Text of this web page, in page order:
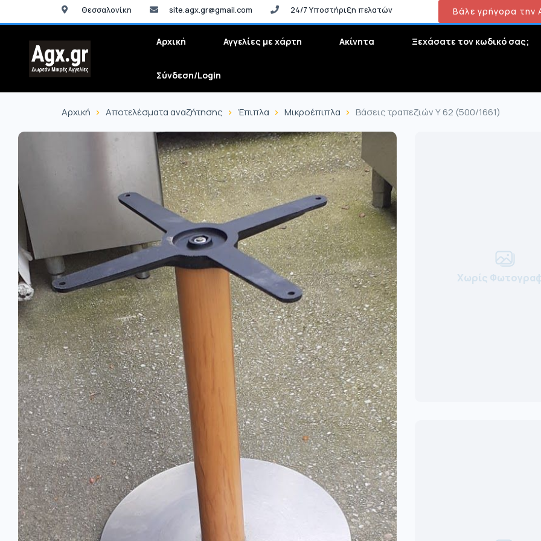
Θεσσαλονίκη site.agx.gr@gmail.com 24/7 Υποστήριξη πελατών Βάλε γρήγορα την
Αρχική Αγγελίες με χάρτη Ακίνητα Ξεχάσατε τον κωδικό σας;
Σύνδεση/Login
Αρχική Αποτελέσματα αναζήτησης Έπιπλα Μικροέπιπλα Βάσεις τραπεζιών Υ 62 (500/1661)
Χωρίς